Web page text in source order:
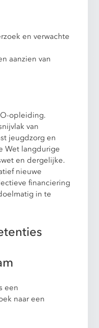
en verwachte
aanzien van
opleiding.
van
jeugdzorg en
Wet langdurige
en dergelijke.
nieuwe
financiering
in te
een
naar een